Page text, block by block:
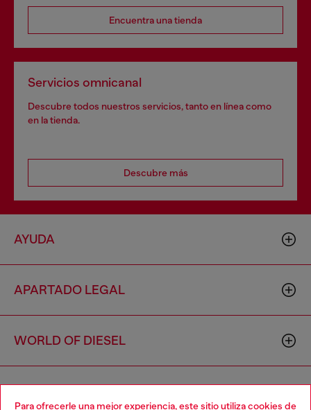
Para ofrecerle una mejor experiencia, este sitio utiliza cookies de
Encuentra una tienda
Servicios omnicanal
Descubre todos nuestros servicios, tanto en línea como
en la tienda.
Descubre más
AYUDA
APARTADO LEGAL
WORLD OF DIESEL